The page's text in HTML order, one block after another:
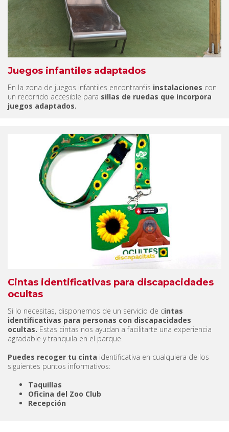
Juegos infantiles adaptados
En la zona de juegos infantiles encontraréis instalaciones con
un recorrido accesible para sillas de ruedas que incorpora
juegos adaptados.
Cintas identificativas para discapacidades
ocultas
Si lo necesitas, disponemos de un servicio de cintas
identificativas para personas con discapacidades
ocultas. Estas cintas nos ayudan a facilitarte una experiencia
agradable y tranquila en el parque.
Puedes recoger tu cinta identificativa en cualquiera de los
siguientes puntos informativos:
Taquillas
Oficina del Zoo Club
Recepción